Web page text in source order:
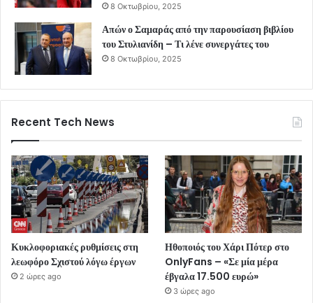
8 Οκτωβρίου, 2025
Απών ο Σαμαράς από την παρουσίαση βιβλίου
του Στυλιανίδη – Τι λένε συνεργάτες του
8 Οκτωβρίου, 2025
Recent Tech News
Κυκλοφοριακές ρυθμίσεις στη
λεωφόρο Σχιστού λόγω έργων
2 ώρες ago
Ηθοποιός του Χάρι Πότερ στο
OnlyFans – «Σε μία μέρα
έβγαλα 17.500 ευρώ»
3 ώρες ago